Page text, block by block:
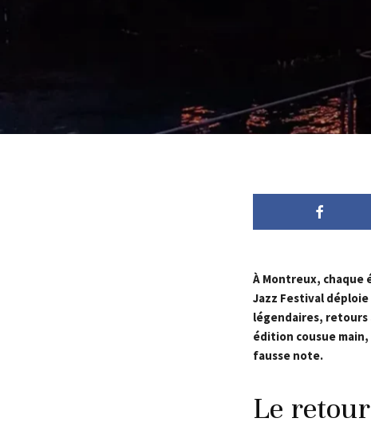
À Montreux, chaque
Jazz Festival
légendaires,
édition cousue
fausse note.
Le